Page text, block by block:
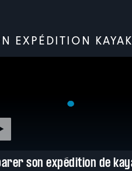
EXPÉDITION KAYAK